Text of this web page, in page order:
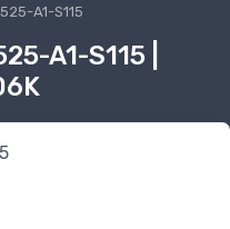
A1-S115
A1-S115 |